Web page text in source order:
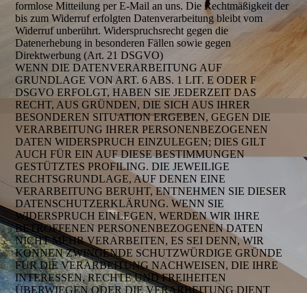
formlose Mitteilung per E-Mail an uns. Die Rechtmäßigkeit der
bis zum Widerruf erfolgten Datenverarbeitung bleibt vom
Widerruf unberührt. Widerspruchsrecht gegen die
Datenerhebung in besonderen Fällen sowie gegen
Direktwerbung (Art. 21 DSGVO)
WENN DIE DATENVERARBEITUNG AUF
GRUNDLAGE VON ART. 6 ABS. 1 LIT. E ODER F
DSGVO ERFOLGT, HABEN SIE JEDERZEIT DAS
RECHT, AUS GRÜNDEN, DIE SICH AUS IHRER
BESONDEREN SITUATION ERGEBEN, GEGEN DIE
VERARBEITUNG IHRER PERSONENBEZOGENEN
DATEN WIDERSPRUCH EINZULEGEN; DIES GILT
AUCH FÜR EIN AUF DIESE BESTIMMUNGEN
GESTÜTZTES PROFILING. DIE JEWEILIGE
RECHTSGRUNDLAGE, AUF DENEN EINE
VERARBEITUNG BERUHT, ENTNEHMEN SIE DIESER
DATENSCHUTZERKLÄRUNG. WENN SIE
WIDERSPRUCH EINLEGEN, WERDEN WIR IHRE
BETROFFENEN PERSONENBEZOGENEN DATEN
NICHT MEHR VERARBEITEN, ES SEI DENN, WIR
KÖNNEN ZWINGENDE SCHUTZWÜRDIGE GRÜNDE
FÜR DIE VERARBEITUNG NACHWEISEN, DIE IHRE
INTERESSEN, RECHTE UND FREIHEITEN
ÜBERWIEGEN ODER DIE VERARBEITUNG DIENT